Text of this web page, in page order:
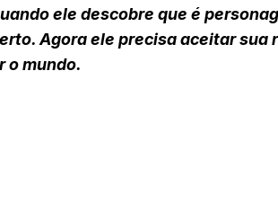
ele descobre que é
Agora ele precisa aceitar sua
o mundo.